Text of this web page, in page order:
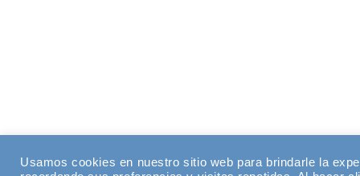
Usamos cookies en nuestro sitio web para brindarle la